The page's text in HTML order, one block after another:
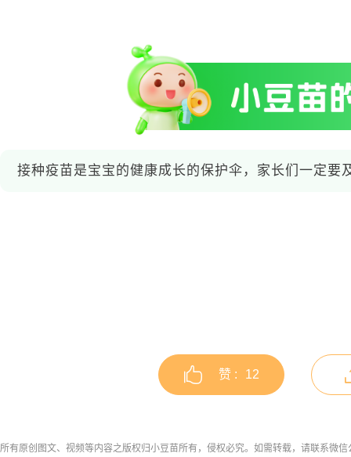
接种疫苗是宝宝的健康成长的保护伞，家长们一定要
赞 : 12
所有原创图文、视频等内容之版权归小豆苗所有，侵权必究。如需转载，请联系微